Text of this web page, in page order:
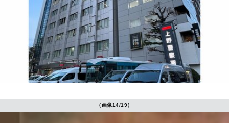
（画像14/19）